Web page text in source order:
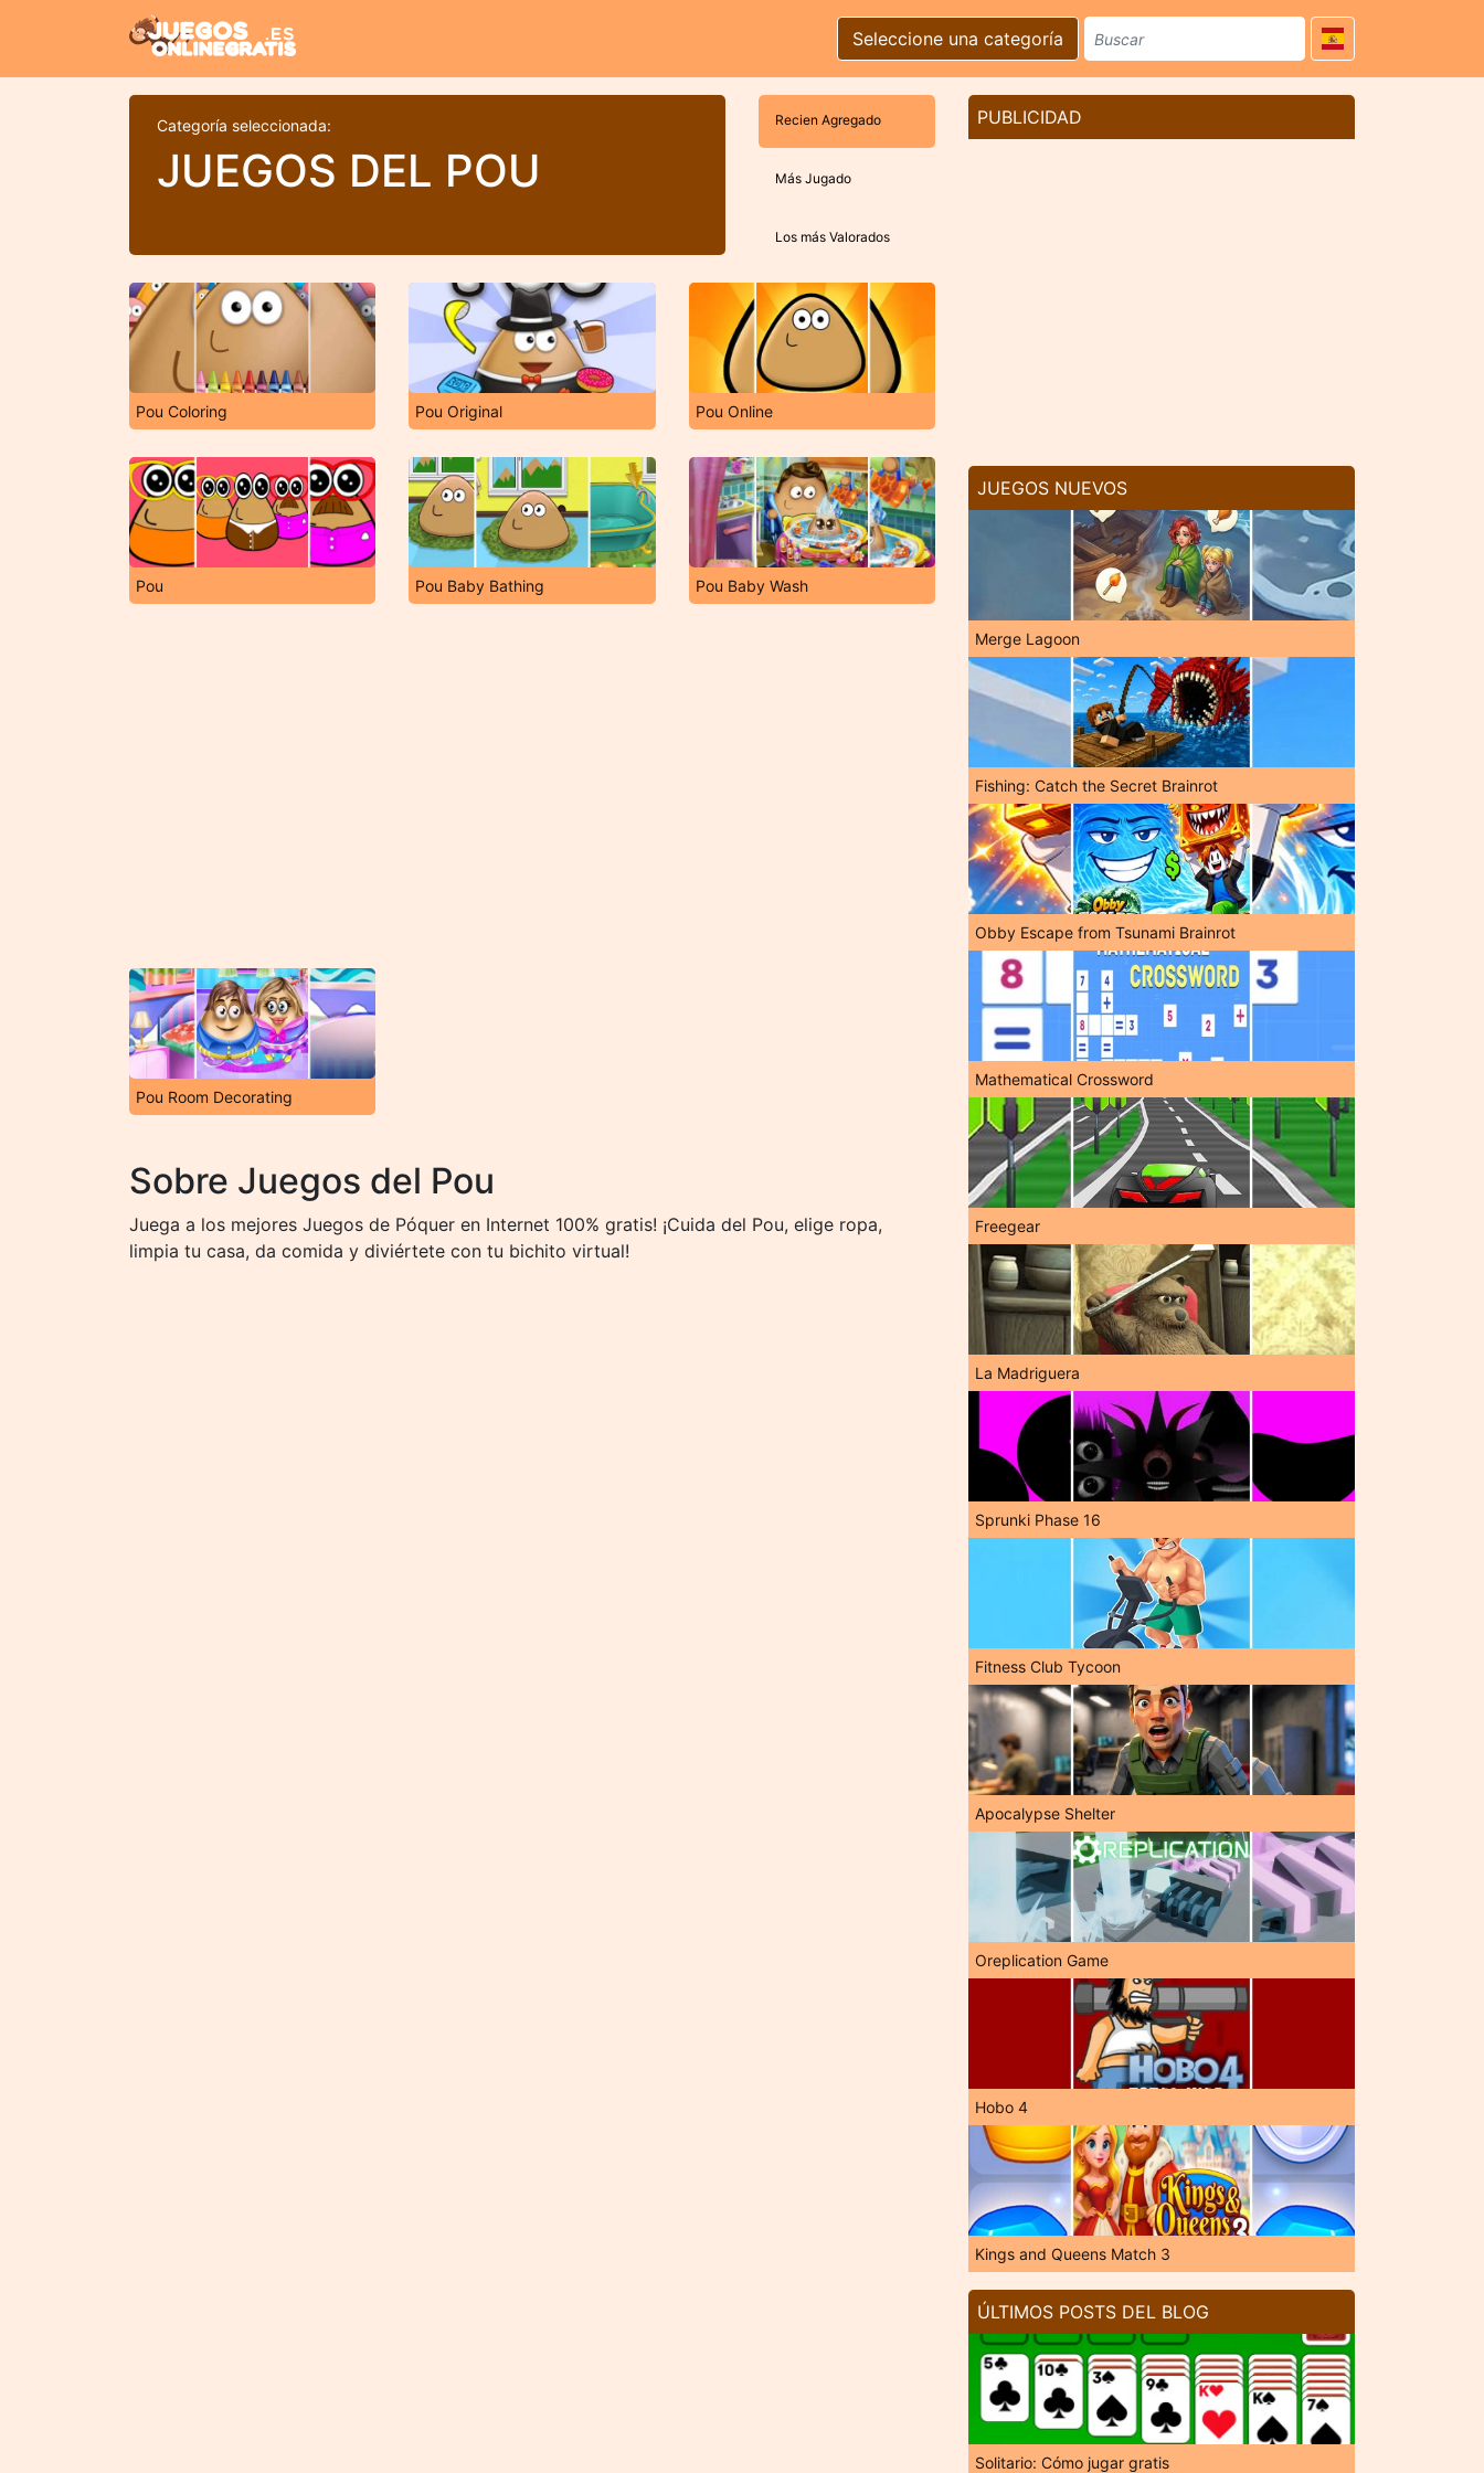
Seleccione una categoría
Categoría seleccionada:
JUEGOS DEL POU
Recien Agregado
Más Jugado
Los más Valorados
Pou Coloring Pou Original Pou Online
Pou Pou Baby Bathing Pou Baby Wash
Pou Room Decorating
Sobre Juegos del Pou
Juega a los mejores Juegos de Póquer en Internet 100% gratis! ¡Cuida del Pou, elige ropa,
limpia tu casa, da comida y diviértete con tu bichito virtual!
PUBLICIDAD
JUEGOS NUEVOS
Merge Lagoon
Fishing: Catch the Secret Brainrot
Obby Escape from Tsunami Brainrot
Mathematical Crossword
Freegear
La Madriguera
Sprunki Phase 16
Fitness Club Tycoon
Apocalypse Shelter
Oreplication Game
Hobo 4
Kings and Queens Match 3
ÚLTIMOS POSTS DEL BLOG
Solitario: Cómo jugar gratis